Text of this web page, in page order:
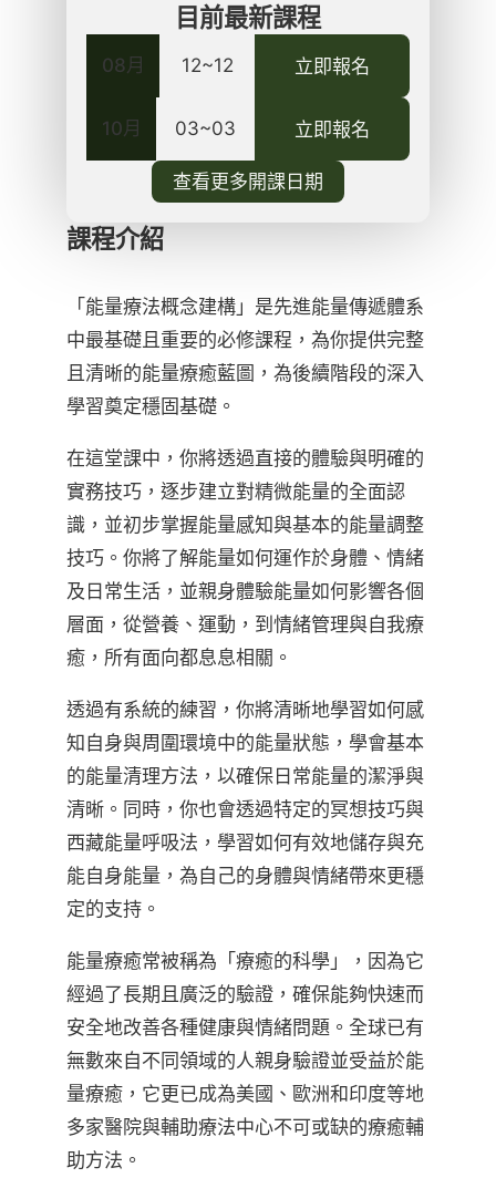
課程介紹
「能量療法概念建構」是先進能量傳遞體系
中最基礎且重要的必修課程，為你提供完整
且清晰的能量療癒藍圖，為後續階段的深入
學習奠定穩固基礎。
在這堂課中，你將透過直接的體驗與明確的
實務技巧，逐步建立對精微能量的全面認
識，並初步掌握能量感知與基本的能量調整
技巧。你將了解能量如何運作於身體、情緒
及日常生活，並親身體驗能量如何影響各個
層面，從營養、運動，到情緒管理與自我療
癒，所有面向都息息相關。
透過有系統的練習，你將清晰地學習如何感
知自身與周圍環境中的能量狀態，學會基本
的能量清理方法，以確保日常能量的潔淨與
清晰。同時，你也會透過特定的冥想技巧與
西藏能量呼吸法，學習如何有效地儲存與充
能自身能量，為自己的身體與情緒帶來更穩
定的支持。
能量療癒常被稱為「療癒的科學」，因為它
經過了長期且廣泛的驗證，確保能夠快速而
安全地改善各種健康與情緒問題。全球已有
無數來自不同領域的人親身驗證並受益於能
量療癒，它更已成為美國、歐洲和印度等地
多家醫院與輔助療法中心不可或缺的療癒輔
助方法。
目前最新課程
08月 12~12 立即報名
10月 03~03 立即報名
查看更多開課日期